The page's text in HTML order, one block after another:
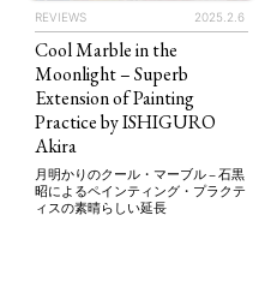
ART WORLD CULTURAL ESSAYS
POLITICS
REVIEWS 2025.2.6
Cool Marble in the
Moonlight – Superb
Extension of Painting
Practice by ISHIGURO
Akira
月明かりのクール・マーブル – 石黒
昭によるペインティング・プラクテ
ィスの素晴らしい延長